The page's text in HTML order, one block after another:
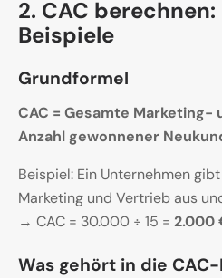
2. CAC
Beispiele
Grundformel
CAC = Gesamte Marketing-
Anzahl gewonnener
Beispiel: Ein Unternehmen
Marketing und Vertrieb aus
→ CAC = 30.000 ÷ 15 = 2.000
Was gehört in die